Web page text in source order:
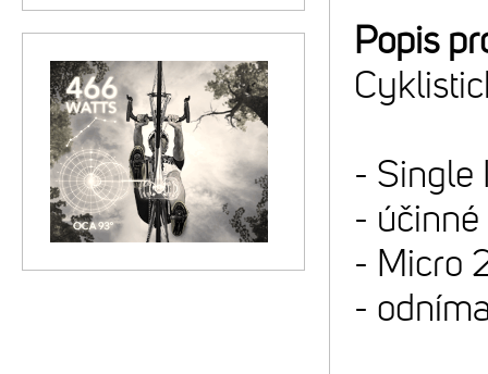
Popis
- Single
-
- Micro
-